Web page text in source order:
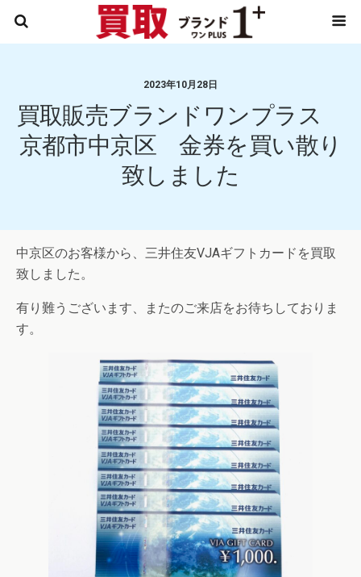
2023年10月28日
買取販売ブランドワンプラス
京都市中京区 金券を買い散り
致しました
中京区のお客様から、三井住友VJAギフトカードを買取
致しました。
有り難うございます、またのご来店をお待ちしておりま
す。